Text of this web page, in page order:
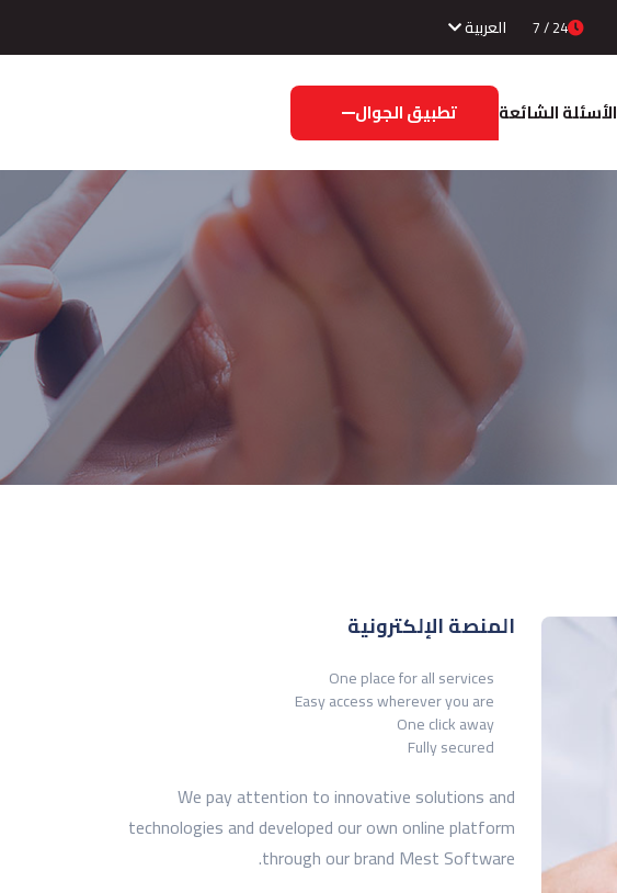
24 / 7 العربية
الأسئلة الشائعة تطبيق الجوال
المنصة الإلكترونية
One place for all services
Easy access wherever you are
One click away
Fully secured
We pay attention to innovative solutions and
technologies and developed our own online platform
through our brand Mest Software.